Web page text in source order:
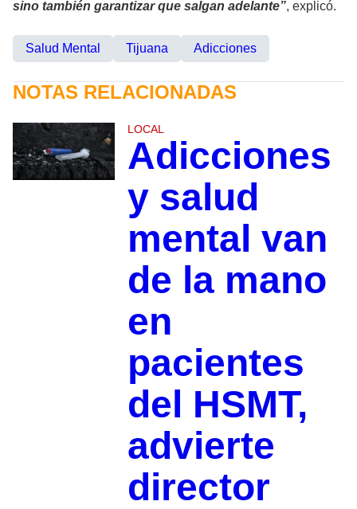
sino también garantizar que salgan adelante”, explicó.
Salud Mental Tijuana Adicciones
NOTAS RELACIONADAS
LOCAL
Adicciones
y salud
mental van
de la mano
en
pacientes
del HSMT,
advierte
director